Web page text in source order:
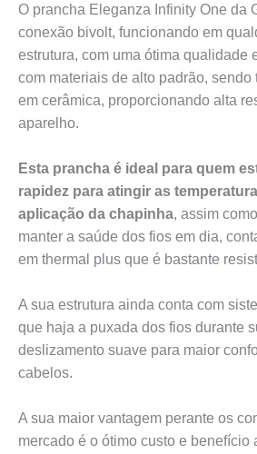
O prancha Eleganza Infinity One da
conexão bivolt, funcionando em
estrutura, com uma ótima qualidade
com materiais de alto padrão, sendo
em cerâmica, proporcionando alta
aparelho.
Esta prancha é ideal para quem
rapidez para atingir as
aplicação da chapinha, assim
manter a saúde dos fios em dia,
em thermal plus que é bastante
A sua estrutura ainda conta com
que haja a puxada dos fios durante
deslizamento suave para maior
cabelos.
A sua maior vantagem perante os
mercado é o ótimo custo e benefício